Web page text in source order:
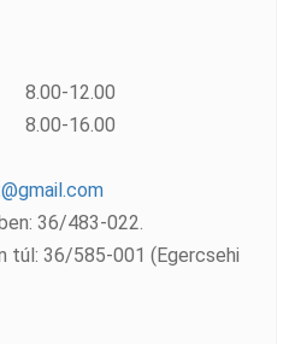
8.00-12.00
8.00-16.00
36/483-022.
túl: 36/585-001 (Egercsehi